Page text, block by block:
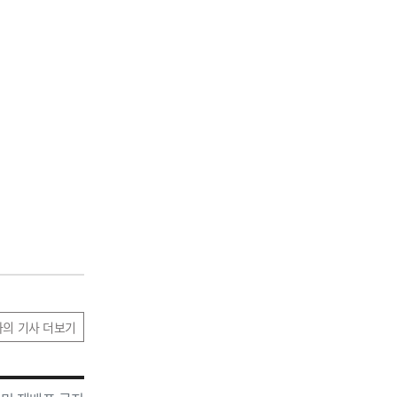
기사 더보기